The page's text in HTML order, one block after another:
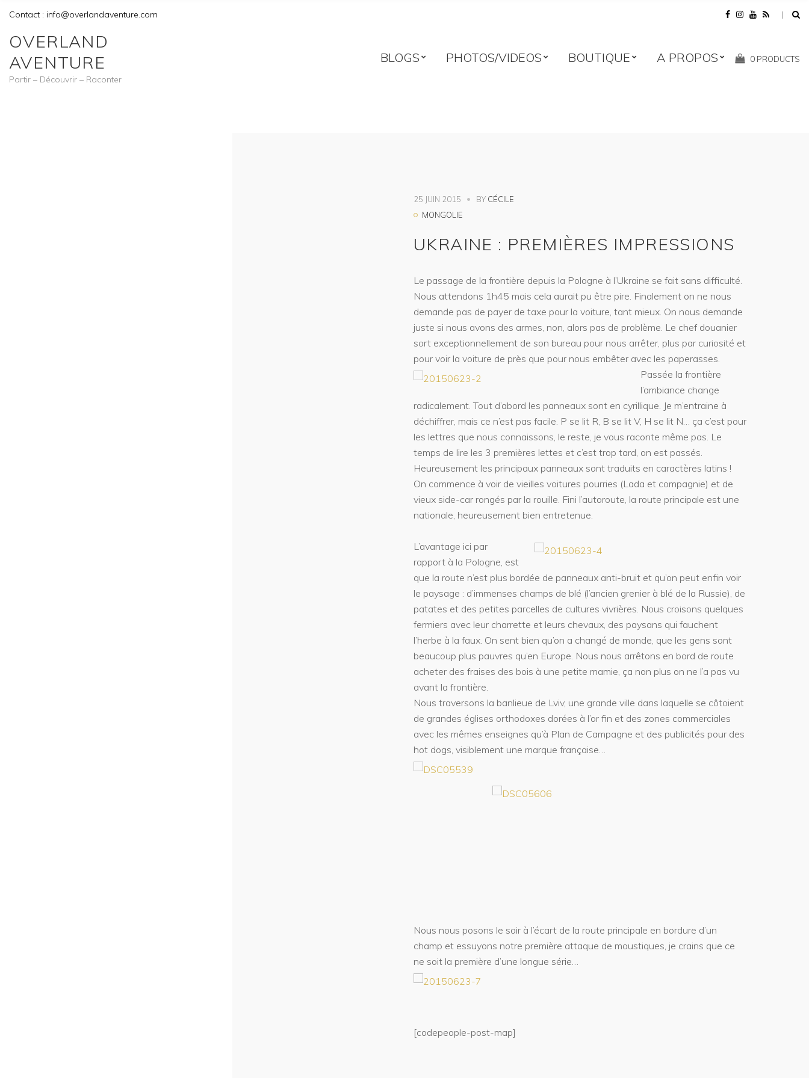
Contact : info@overlandaventure.com
OVERLAND
AVENTURE
Partir – Découvrir – Raconter
BLOGS PHOTOS/VIDEOS BOUTIQUE A PROPOS
Shopping
0 PRODUCTS
25 JUIN 2015 BY CÉCILE
MONGOLIE
UKRAINE : PREMIÈRES IMPRESSIONS
Le passage de la frontière depuis la Pologne à l’Ukraine se fait sans difficulté.
Nous attendons 1h45 mais cela aurait pu être pire. Finalement on ne nous
demande pas de payer de taxe pour la voiture, tant mieux. On nous demande
juste si nous avons des armes, non, alors pas de problème. Le chef douanier
sort exceptionnellement de son bureau pour nous arrêter, plus par curiosité et
pour voir la voiture de près que pour nous embêter avec les paperasses.
Passée la frontière
l’ambiance change
radicalement. Tout d’abord les panneaux sont en cyrillique. Je m’entraine à
déchiffrer, mais ce n’est pas facile. P se lit R, B se lit V, H se lit N… ça c’est pour
les lettres que nous connaissons, le reste, je vous raconte même pas. Le
temps de lire les 3 premières lettes et c’est trop tard, on est passés.
Heureusement les principaux panneaux sont traduits en caractères latins !
On commence à voir de vieilles voitures pourries (Lada et compagnie) et de
vieux side-car rongés par la rouille. Fini l’autoroute, la route principale est une
nationale, heureusement bien entretenue.
L’avantage ici par
rapport à la Pologne, est
que la route n’est plus bordée de panneaux anti-bruit et qu’on peut enfin voir
le paysage : d’immenses champs de blé (l’ancien grenier à blé de la Russie), de
patates et des petites parcelles de cultures vivrières. Nous croisons quelques
fermiers avec leur charrette et leurs chevaux, des paysans qui fauchent
l’herbe à la faux. On sent bien qu’on a changé de monde, que les gens sont
beaucoup plus pauvres qu’en Europe. Nous nous arrêtons en bord de route
acheter des fraises des bois à une petite mamie, ça non plus on ne l’a pas vu
avant la frontière.
Nous traversons la banlieue de Lviv, une grande ville dans laquelle se côtoient
de grandes églises orthodoxes dorées à l’or fin et des zones commerciales
avec les mêmes enseignes qu’à Plan de Campagne et des publicités pour des
hot dogs, visiblement une marque française…
Nous nous posons le soir à l’écart de la route principale en bordure d’un
champ et essuyons notre première attaque de moustiques, je crains que ce
ne soit la première d’une longue série…
[codepeople-post-map]